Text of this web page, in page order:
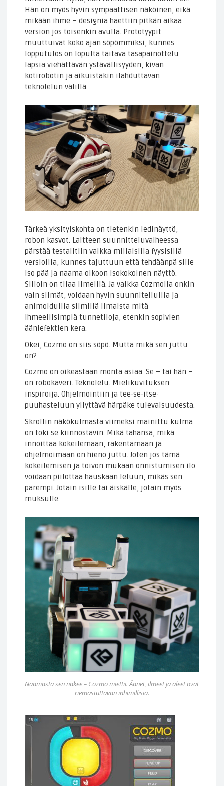
Hän on myös hyvin sympaattisen näköinen, eikä
mikään ihme – designia haettiin pitkän aikaa
version jos toisenkin avulla. Prototyypit
muuttuivat koko ajan söpömmiksi, kunnes
lopputulos on lopulta taitava tasapainottelu
lapsia viehättävän ystävällisyyden, kivan
kotirobotin ja aikuistakin ilahduttavan
teknolelun välillä.
Tärkeä yksityiskohta on tietenkin ledinäyttö,
robon kasvot. Laitteen suunnitteluvaiheessa
pärstää testailtiin vaikka millaisilla fyysisillä
versioilla, kunnes tajuttuun että tehdäänpä sille
iso pää ja naama olkoon isokokoinen näyttö.
Silloin on tilaa ilmeillä. Ja vaikka Cozmolla onkin
vain silmät, voidaan hyvin suunnitelluilla ja
animoiduilla silmillä ilmaista mitä
ihmeellisimpiä tunnetiloja, etenkin sopivien
ääniefektien kera.
Okei, Cozmo on siis söpö. Mutta mikä sen juttu
on?
Cozmo on oikeastaan monta asiaa. Se – tai hän –
on robokaveri. Teknolelu. Mielikuvituksen
inspiroija. Ohjelmointiin ja tee-se-itse-
puuhasteluun yllyttävä härpäke tulevaisuudesta.
Skrollin näkökulmasta viimeksi mainittu kulma
on toki se kiinnostavin. Mikä tahansa, mikä
innoittaa kokeilemaan, rakentamaan ja
ohjelmoimaan on hieno juttu. Joten jos tämä
kokeilemisen ja toivon mukaan onnistumisen ilo
voidaan piilottaa hauskaan leluun, mikäs sen
parempi. Jotain isille tai äiskälle, jotain myös
muksulle.
Naamasta sen näkee – Cozmo miettii. Äänet, ilmeet ja aleet ovat
riemastuttavan inhimillisiä.